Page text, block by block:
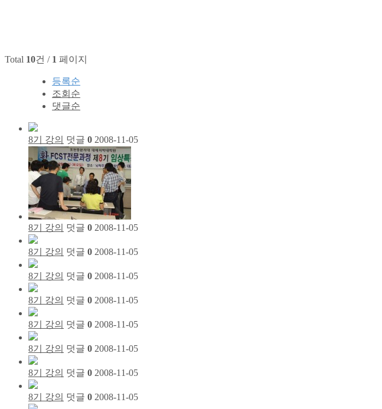
Total 10건 / 1 페이지
등록순
조회순
댓글순
8기 강의 덧글 0 2008-11-05
8기 강의 덧글 0 2008-11-05
8기 강의 덧글 0 2008-11-05
8기 강의 덧글 0 2008-11-05
8기 강의 덧글 0 2008-11-05
8기 강의 덧글 0 2008-11-05
8기 강의 덧글 0 2008-11-05
8기 강의 덧글 0 2008-11-05
8기 강의 덧글 0 2008-11-05